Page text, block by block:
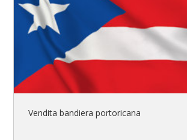
Vendita bandiera portoricana